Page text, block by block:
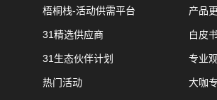
梧桐栈-活动供需平台
31精选供应商
31生态伙伴计划
热门活动
产品
白皮
专业
大咖